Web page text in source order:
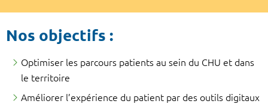
Nos objectifs :
Optimiser les parcours patients au sein du CHU et dans
le territoire
Améliorer l’expérience du patient par des outils digitaux